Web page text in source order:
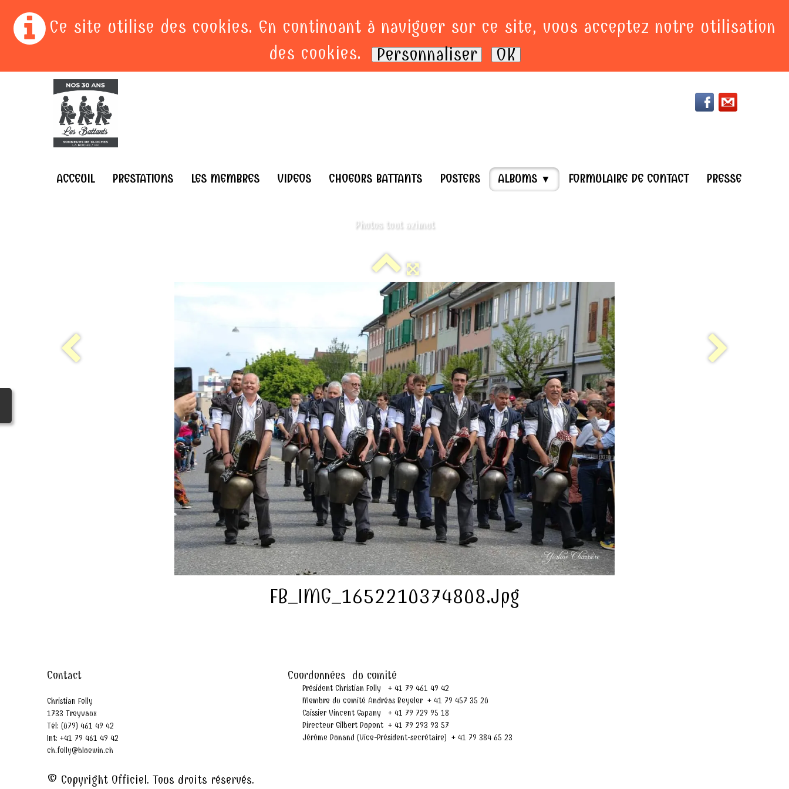
Ce site utilise des cookies. En continuant à naviguer sur ce site, vous acceptez notre utilisation
des cookies.
Personnaliser OK
ACCEUIL PRESTATIONS LES MEMBRES VIDEOS CHOEURS BATTANTS POSTERS ALBUMS ▼ FORMULAIRE DE CONTACT PRESSE
Photos tout azimut
FB_IMG_1652210374808.jpg
Contact
Christian Folly
1733 Treyvaux
Tél: (079) 461 49 42
Int: +41 79 461 49 42
ch.folly@bluewin.ch
Coordonnées du comité
Président Christian Folly + 41 79 461 49 42
Membre du comité Andréas Beyeler + 41 79 457 35 20
Caissier Vincent Gapany + 41 79 729 95 18
Directeur Gilbert Dupont + 41 79 293 93 57
Jérôme Dunand (Vice-Président-secrétaire) + 41 79 384 65 23
© Copyright Officiel. Tous droits réservés.